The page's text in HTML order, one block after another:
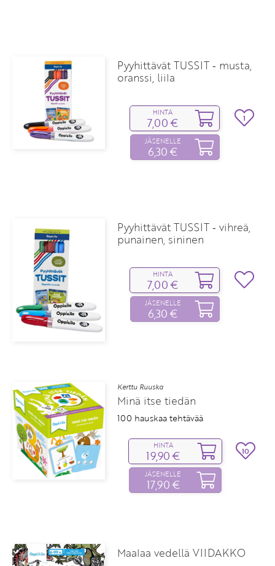
Pyyhittävät TUSSIT ‑ musta,
oranssi, liila
HINTA
7,00 €
JÄSENELLE
6,30 €
1
Pyyhittävät TUSSIT ‑ vihreä,
punainen, sininen
HINTA
7,00 €
JÄSENELLE
6,30 €
Kerttu Ruuska
Minä itse tiedän
100 hauskaa tehtävää
HINTA
19,90 €
JÄSENELLE
17,90 €
10
Maalaa vedellä VIIDAKKO